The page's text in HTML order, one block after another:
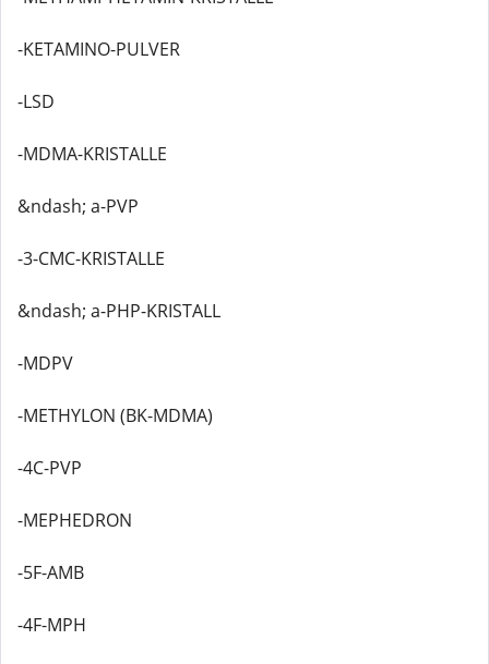
-KETAMINO-PULVER
-LSD
-MDMA-KRISTALLE
&ndash; a-PVP
-3-CMC-KRISTALLE
&ndash; a-PHP-KRISTALL
-MDPV
-METHYLON (BK-MDMA)
-4C-PVP
-MEPHEDRON
-5F-AMB
-4F-MPH